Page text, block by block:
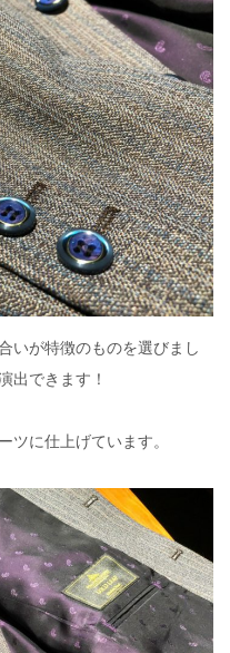
いが特徴のものを選びまし
出できます！
ツに仕上げています。